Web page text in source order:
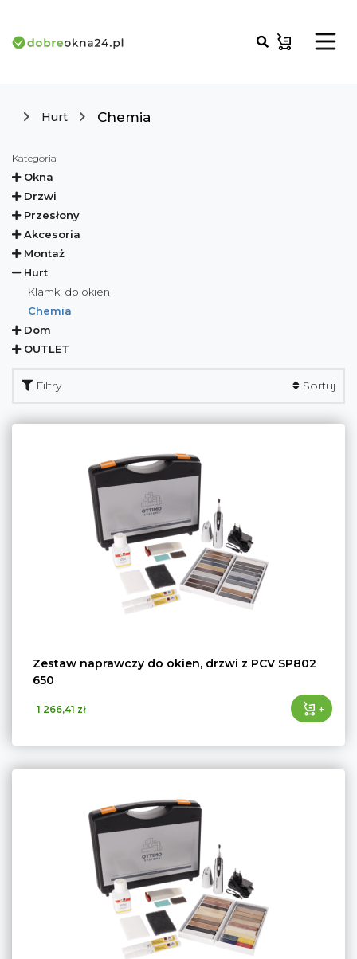
Hurt Chemia
Kategoria
Okna
Drzwi
Przesłony
Akcesoria
Montaż
Hurt
Klamki do okien
Chemia
Dom
OUTLET
Filtry Sortuj
Zestaw naprawczy do okien, drzwi z PCV SP802
650
1 266,41 zł +